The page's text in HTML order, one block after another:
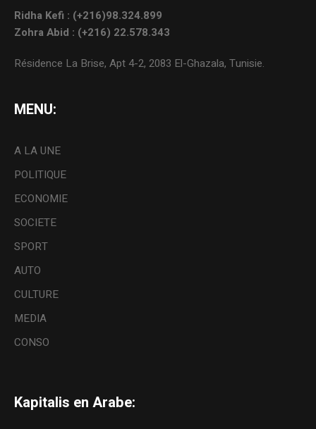
Ridha Kefi : (+216)98.324.899
Zohra Abid : (+216) 22.578.343
Résidence La Brise, Apt 4-2, 2083 El-Ghazala, Tunisie.
MENU:
A LA UNE
POLITIQUE
ECONOMIE
SOCIETE
SPORT
AUTO
CULTURE
MEDIA
CONSO
Kapitalis en Arabe: